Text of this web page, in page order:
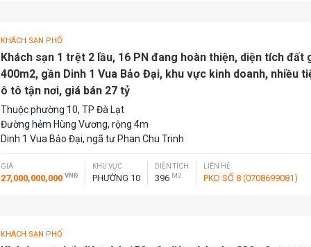
KHÁCH SẠN PHỐ
Khách sạn 1 trệt 2 lầu, 16 PN đang hoàn thiện, diện tích đất
400m2, gần Dinh 1 Vua Bảo Đại, khu vực kinh doanh, nhiều
ô tô tận nơi, giá bán 27 tỷ
Thuộc phường 10, TP Đà Lạt
Đường hẻm Hùng Vương, rộng 4m
Dinh 1 Vua Bảo Đại, ngã tư Phan Chu Trinh
GIÁ
27,000,000,000 VNĐ
KHU VỰC
PHƯỜNG 10
DIỆN TÍCH
396 M2
LIÊN HỆ
PKD SỐ 8 (0708699081)
KHÁCH SẠN PHỐ